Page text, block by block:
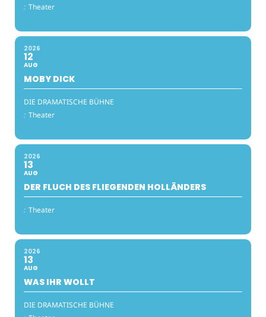
: Theater
2026
12
AUG
MOBY DICK
DIE DRAMATISCHE BÜHNE
: Theater
2026
13
AUG
DER FLUCH DES FLIEGENDEN HOLLÄNDERS
: Theater
2026
13
AUG
WAS IHR WOLLT
DIE DRAMATISCHE BÜHNE